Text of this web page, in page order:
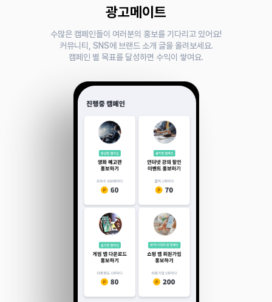
광고메이트
수많은 캠페인들이 여러분의 홍보를 기다리고 있어요!
커뮤니티, SNS에 브랜드 소개 글을 올려보세요.
캠페인 별 목표를 달성하면 수익이 쌓여요.